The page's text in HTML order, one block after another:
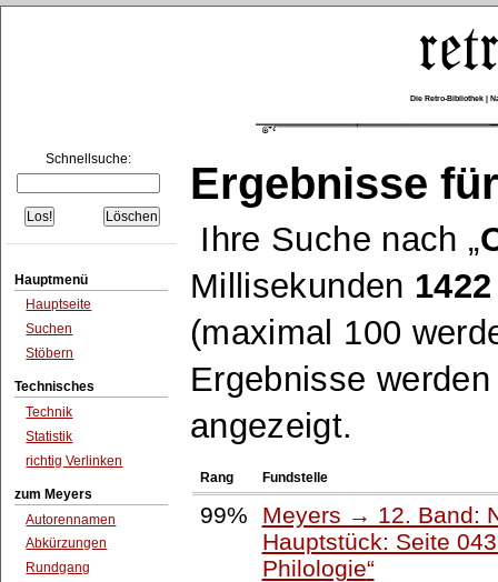
Die Retro-Bibliothek |
Schnellsuche:
Hauptmenü
Hauptseite
Suchen
Stöbern
Technisches
Technik
Statistik
richtig Verlinken
zum Meyers
Autorennamen
Abkürzungen
Rundgang
Ergebnisse
Ihre Suche nach
Millisekunden 1422
(maximal 100
Ergebnisse
angezeigt.
Rang Fundstelle
99%
Meyers → 12. Band:
Hauptstück: Seite
Philologie